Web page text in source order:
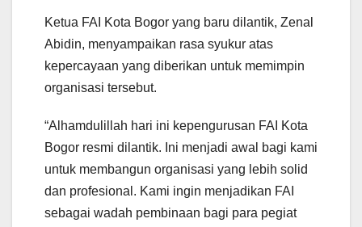
Ketua FAI Kota Bogor yang baru dilantik, Zenal
Abidin, menyampaikan rasa syukur atas
kepercayaan yang diberikan untuk memimpin
organisasi tersebut.
“Alhamdulillah hari ini kepengurusan FAI Kota
Bogor resmi dilantik. Ini menjadi awal bagi kami
untuk membangun organisasi yang lebih solid
dan profesional. Kami ingin menjadikan FAI
sebagai wadah pembinaan bagi para pegiat